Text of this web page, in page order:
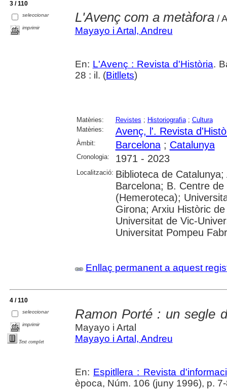
3 / 110
seleccionar
imprimir
L'Avenç com a metàfora/
Mayayo i Artal, Andreu
En: L'Avenç : Revista d'Història.
28 : il. (Bitllets)
Matèries: Revistes ; Historiografia; Cultura
Matèries:
Avenç, l'. Revista
Àmbit: Barcelona; Catalunya
Cronologia: 1971 - 2023
Localització: Biblioteca de
Barcelona; B. Centre
(Hemeroteca);
Girona; Arxiu Històric
Universitat de Vic-
Universitat Pompeu
Enllaç permanent a aquest
4 / 110
seleccionar
imprimir
Text complet
Ramon Porté : un segle
Mayayo i Artal
Mayayo i Artal, Andreu
En: Espitllera : Revista
època, Núm. 106 (juny 1996), p.